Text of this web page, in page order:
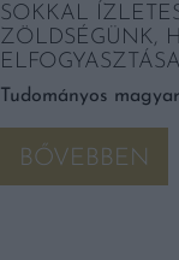
SOKKAL
ZÖLDSÉGÜNK,
Tudományos
BŐVEBBEN